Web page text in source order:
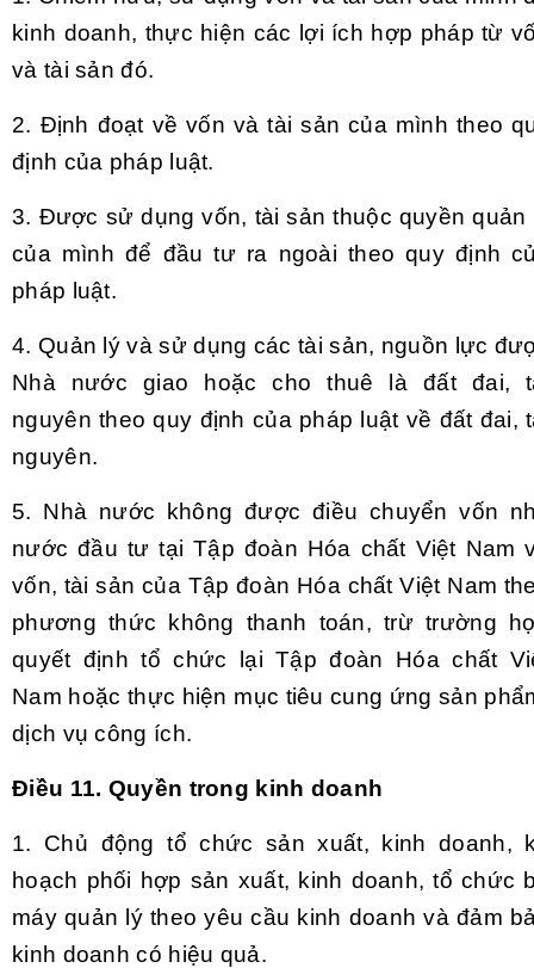
kinh doanh, thực hiện các lợi ích hợp pháp từ
và tài sản đó.
2. Định đoạt về vốn và tài sản của mình theo
định của pháp luật.
3. Được sử dụng vốn, tài sản thuộc quyền quản
của mình để đầu tư ra ngoài theo quy định
pháp luật.
4. Quản lý và sử dụng các tài sản, nguồn lực
Nhà nước giao hoặc cho thuê là đất đai,
nguyên theo quy định của pháp luật về đất đai,
nguyên.
5. Nhà nước không được điều chuyển vốn
nước đầu tư tại Tập đoàn Hóa chất Việt Nam
vốn, tài sản của Tập đoàn Hóa chất Việt Nam
phương thức không thanh toán, trừ trường
quyết định tổ chức lại Tập đoàn Hóa chất
Nam hoặc thực hiện mục tiêu cung ứng sản
dịch vụ công ích.
Điều 11. Quyền trong kinh doanh
1. Chủ động tổ chức sản xuất, kinh doanh,
hoạch phối hợp sản xuất, kinh doanh, tổ chức
máy quản lý theo yêu cầu kinh doanh và đảm
kinh doanh có hiệu quả.